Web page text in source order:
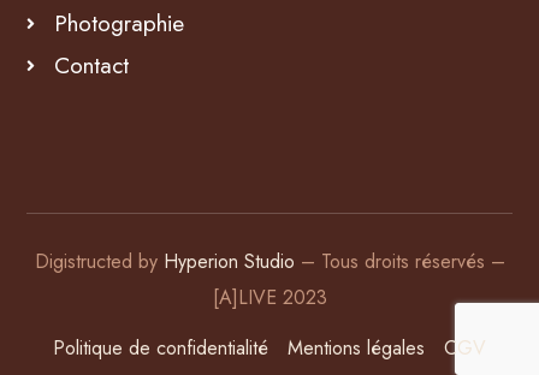
Photographie
Contact
Digistructed by Hyperion Studio – Tous droits réservés –
[A]LIVE 2023
Politique de confidentialité
Mentions légales CGV